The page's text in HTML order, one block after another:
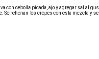
con cebolla picada, ajo y agregar sal al
Se rellenan los crepes con esta mezcla y